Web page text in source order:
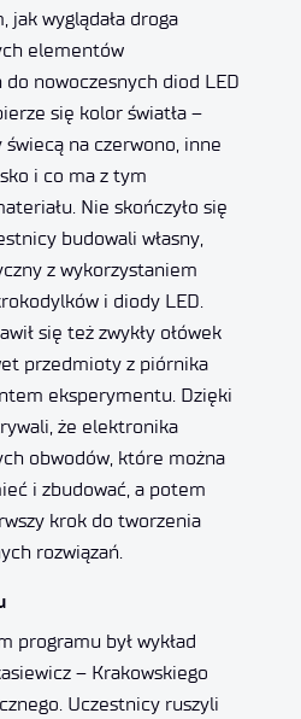
jak wyglądała droga
elementów
nowoczesnych diod LED
się kolor światła –
na czerwono, inne
i co ma z tym
Nie skończyło się
budowali własny,
z wykorzystaniem
i diody LED.
się też zwykły ołówek
przedmioty z piórnika
eksperymentu. Dzięki
że elektronika
obwodów, które można
i zbudować, a potem
krok do tworzenia
rozwiązań.
programu był wykład
– Krakowskiego
Uczestnicy ruszyli